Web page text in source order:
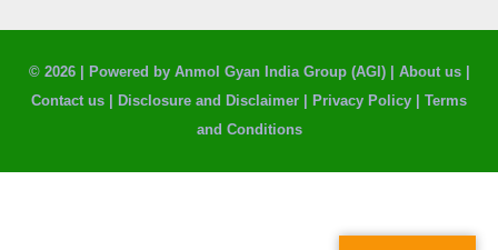
© 2026 | Powered by Anmol Gyan India Group (AGI)| About us|
Contact us
Disclosure and Disclaimer Privacy Policy
Terms
and Conditions